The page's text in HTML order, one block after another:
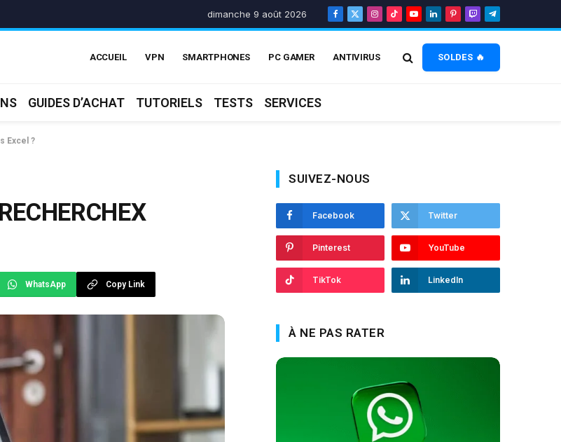
dimanche 9 août 2026
Facebook
X
Instagram
TikTokYouTube
LinkedInPinterest
TwitchTelegram
ACCUEIL VPN SMARTPHONES PC GAMER ANTIVIRUS SOLDES 🔥
GUIDES D’ACHAT TUTORIELS TESTS SERVICES
Excel ?
WhatsApp Copy Link
SUIVEZ-NOUS
Facebook Twitter
Pinterest YouTube
TikTok LinkedIn
À NE PAS RATER